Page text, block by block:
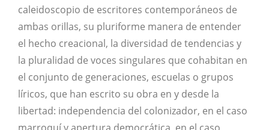
caleidoscopio de escritores contemporáneos de
ambas orillas, su pluriforme manera de entender
el hecho creacional, la diversidad de tendencias y
la pluralidad de voces singulares que cohabitan en
el conjunto de generaciones, escuelas o grupos
líricos, que han escrito su obra en y desde la
libertad: independencia del colonizador, en el caso